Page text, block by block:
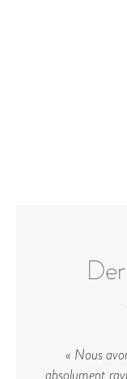
« Nous
absolument